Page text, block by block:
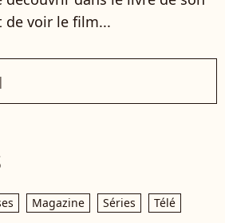
de voir le film...
|
Magazine Séries
Télé